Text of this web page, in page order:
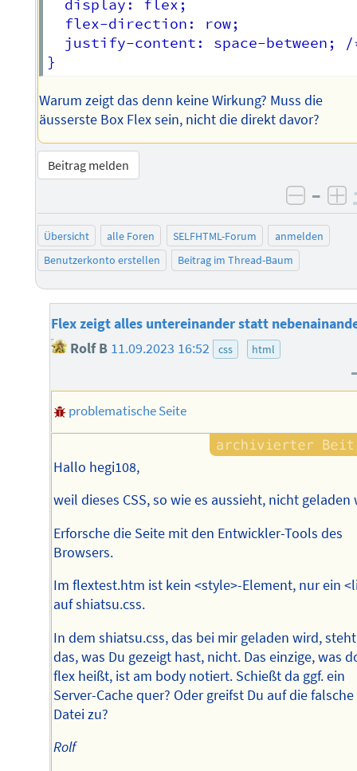
  display: flex;
  flex-direction: row;
justify-content: space-between;
Warum zeigt das denn keine Wirkung? Muss die
äusserste Box Flex sein, nicht die direkt davor?
Beitrag melden
–
Übersicht alle Foren SELFHTML-Forum
anmelden
Benutzerkonto erstellen
Beitrag im Thread-Baum
Flex zeigt alles untereinander statt
Rolf B 11.09.2023 16:52 css html
problematische Seite
Hallo hegi108,
weil dieses CSS, so wie es aussieht, nicht geladen
Erforsche die Seite mit den Entwickler-Tools des
Browsers.
Im flextest.htm ist kein <style>-Element, nur ein
auf shiatsu.css.
In dem shiatsu.css, das bei mir geladen wird, steht
das, was Du gezeigt hast, nicht. Das einzige, was
flex heißt, ist am body notiert. Schießt da ggf. ein
Server-Cache quer? Oder greifst Du auf die falsche
Datei zu?
Rolf